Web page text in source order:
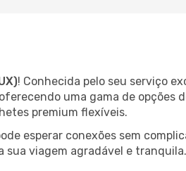
! Conhecida pelo seu serviço
uma gama de opções
premium flexíveis.
esperar conexões sem
viagem agradável e